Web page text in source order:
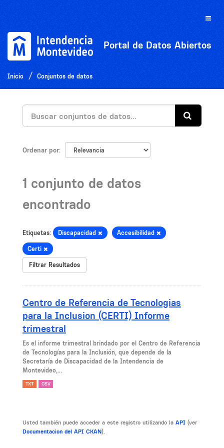
Toggle
Portal de Datos Abiertos
Inicio Conjuntos de datos
Ordenar por
1 conjunto de datos
encontrado
Etiquetas: Discapacidad Accesibilidad
Certi
Filtrar Resultados
Centro de Referencia de Tecnologias
para la Inclusion (CERTI) Informe
trimestral
Es el informe trimestral brindado por el Centro de Referencia
de Tecnologías para la Inclusión, que depende de la
Secretaría de Discapacidad de la Intendencia de
Montevideo,...
TXT CSV
Usted también puede acceder a este registro utilizando la API (ver
Documentacion del API CKAN).